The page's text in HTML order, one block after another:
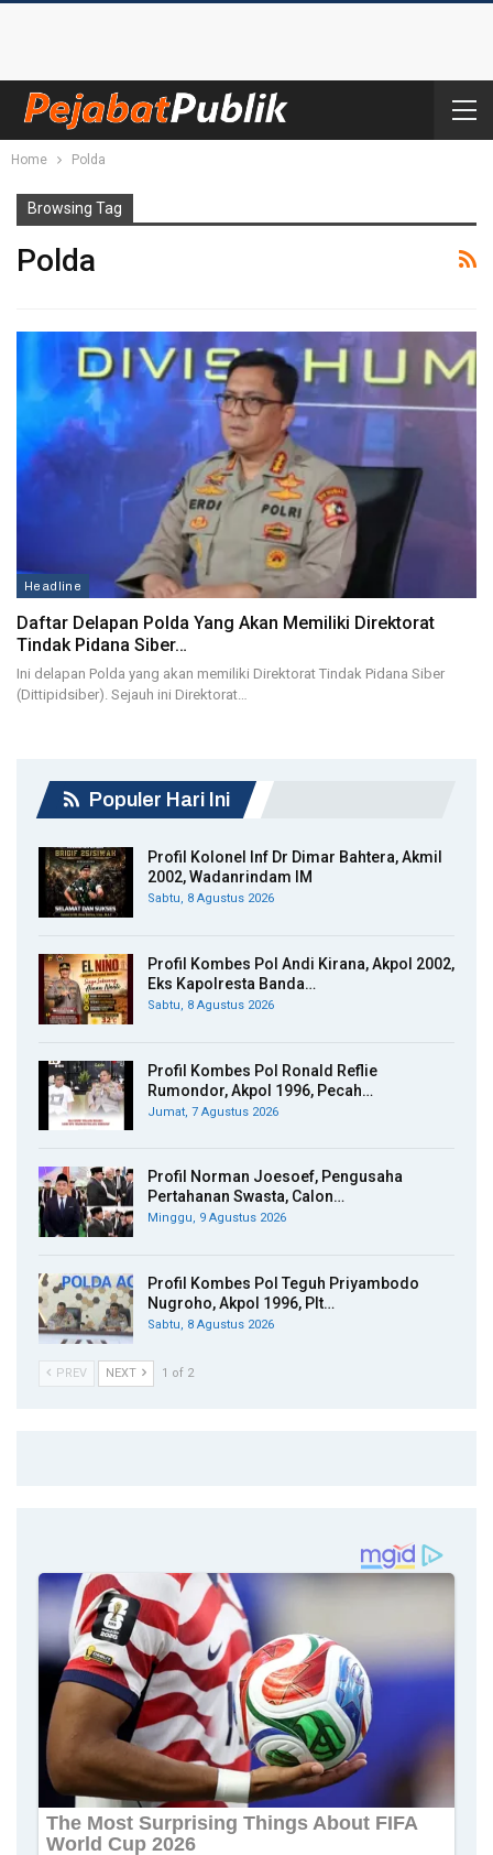
Home Polda
Browsing Tag
Polda
Headline
Daftar Delapan Polda Yang Akan Memiliki Direktorat
Tindak Pidana Siber…
Ini delapan Polda yang akan memiliki Direktorat Tindak Pidana Siber
(Dittipidsiber). Sejauh ini Direktorat…
Populer Hari Ini
Profil Kolonel Inf Dr Dimar Bahtera, Akmil
2002, Wadanrindam IM
Sabtu, 8 Agustus 2026
Profil Kombes Pol Andi Kirana, Akpol 2002,
Eks Kapolresta Banda…
Sabtu, 8 Agustus 2026
Profil Kombes Pol Ronald Reflie
Rumondor, Akpol 1996, Pecah…
Jumat, 7 Agustus 2026
Profil Norman Joesoef, Pengusaha
Pertahanan Swasta, Calon…
Minggu, 9 Agustus 2026
Profil Kombes Pol Teguh Priyambodo
Nugroho, Akpol 1996, Plt…
Sabtu, 8 Agustus 2026
PREV NEXT 1 of 2